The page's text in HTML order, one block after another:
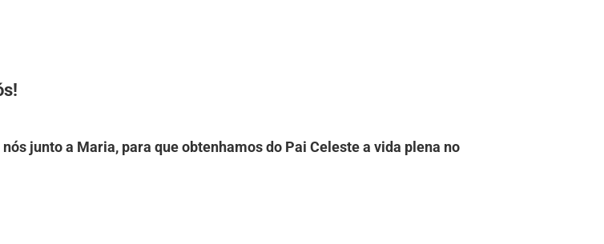
junto a Maria, para que obtenhamos do Pai Celeste a vida plena no